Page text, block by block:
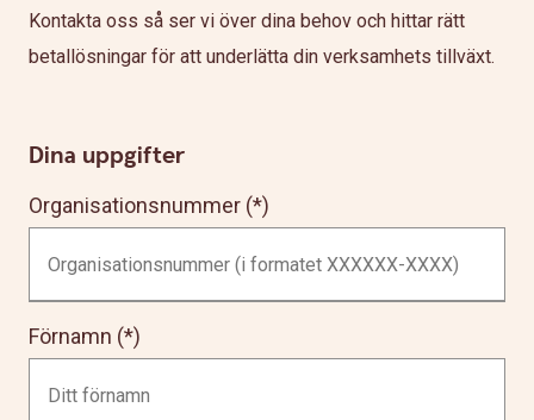
Kontakta oss så ser vi över dina behov och hittar rätt
betallösningar för att underlätta din verksamhets tillväxt.
Dina uppgifter
Organisationsnummer
Förnamn